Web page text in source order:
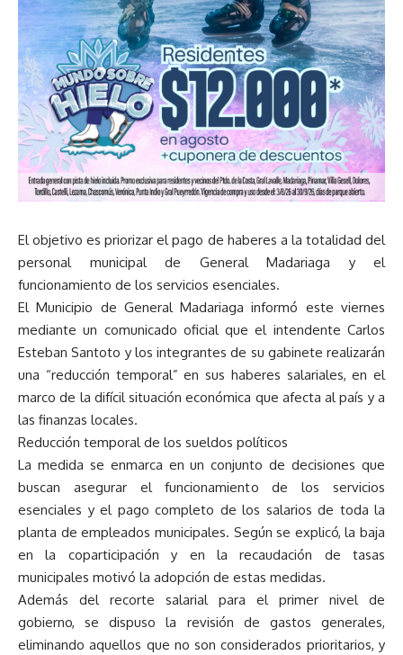
El objetivo es priorizar el pago de haberes a la totalidad del
personal municipal de General Madariaga y el
funcionamiento de los servicios esenciales.
El Municipio de General Madariaga informó este viernes
mediante un comunicado oficial que el intendente Carlos
Esteban Santoto y los integrantes de su gabinete realizarán
una “reducción temporal” en sus haberes salariales, en el
marco de la difícil situación económica que afecta al país y a
las finanzas locales.
Reducción temporal de los sueldos políticos
La medida se enmarca en un conjunto de decisiones que
buscan asegurar el funcionamiento de los servicios
esenciales y el pago completo de los salarios de toda la
planta de empleados municipales. Según se explicó, la baja
en la coparticipación y en la recaudación de tasas
municipales motivó la adopción de estas medidas.
Además del recorte salarial para el primer nivel de
gobierno, se dispuso la revisión de gastos generales,
eliminando aquellos que no son considerados prioritarios, y